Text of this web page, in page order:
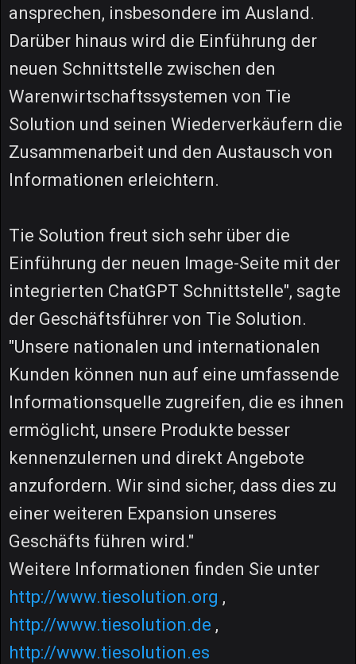
ansprechen, insbesondere im Ausland.
Darüber hinaus wird die Einführung der
neuen Schnittstelle zwischen den
Warenwirtschaftssystemen von Tie
Solution und seinen Wiederverkäufern die
Zusammenarbeit und den Austausch von
Informationen erleichtern.
Tie Solution freut sich sehr über die
Einführung der neuen Image-Seite mit der
integrierten ChatGPT Schnittstelle", sagte
der Geschäftsführer von Tie Solution.
"Unsere nationalen und internationalen
Kunden können nun auf eine umfassende
Informationsquelle zugreifen, die es ihnen
ermöglicht, unsere Produkte besser
kennenzulernen und direkt Angebote
anzufordern. Wir sind sicher, dass dies zu
einer weiteren Expansion unseres
Geschäfts führen wird."
Weitere Informationen finden Sie unter
http://www.tiesolution.org ,
http://www.tiesolution.de ,
http://www.tiesolution.es